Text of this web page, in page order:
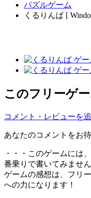
パズルゲーム
くるりんぱ [
このフリーゲ
コメント・レビューを
あなたのコメントをお
・・・このゲームには
番乗りで書いてみませ
ゲームの感想は、フリ
への力になります！